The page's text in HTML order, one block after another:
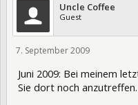
Uncle Coffee
Guest
7. September 2009
Juni 2009: Bei meinem
Sie dort noch anzutreffen.